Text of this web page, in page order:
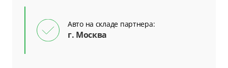
Авто на складе партнера:
г. Москва